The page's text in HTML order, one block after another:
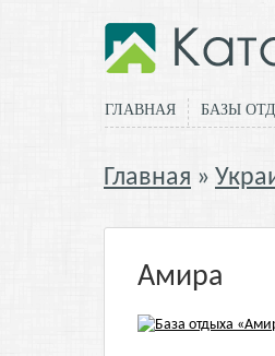
ГЛАВНАЯ БАЗЫ
Главная
Амира